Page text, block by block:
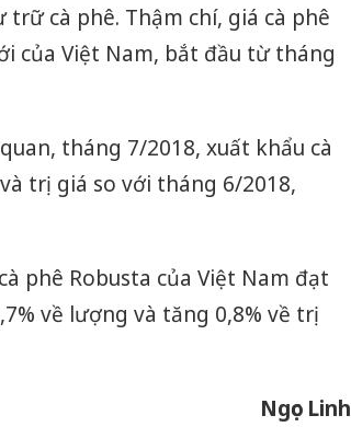
cà phê. Thậm chí, giá cà phê
của Việt Nam, bắt đầu từ tháng
tháng 7/2018, xuất khẩu cà
trị giá so với tháng 6/2018,
phê Robusta của Việt Nam đạt
về lượng và tăng 0,8% về trị
Ngọc Linh